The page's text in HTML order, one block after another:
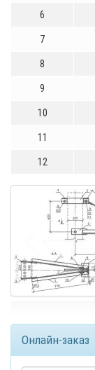
6
7
8
9
10
11
12
Онлайн-заказ